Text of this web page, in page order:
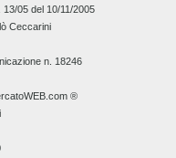
05 del 10/11/2005
Ceccarini
n. 18246
®